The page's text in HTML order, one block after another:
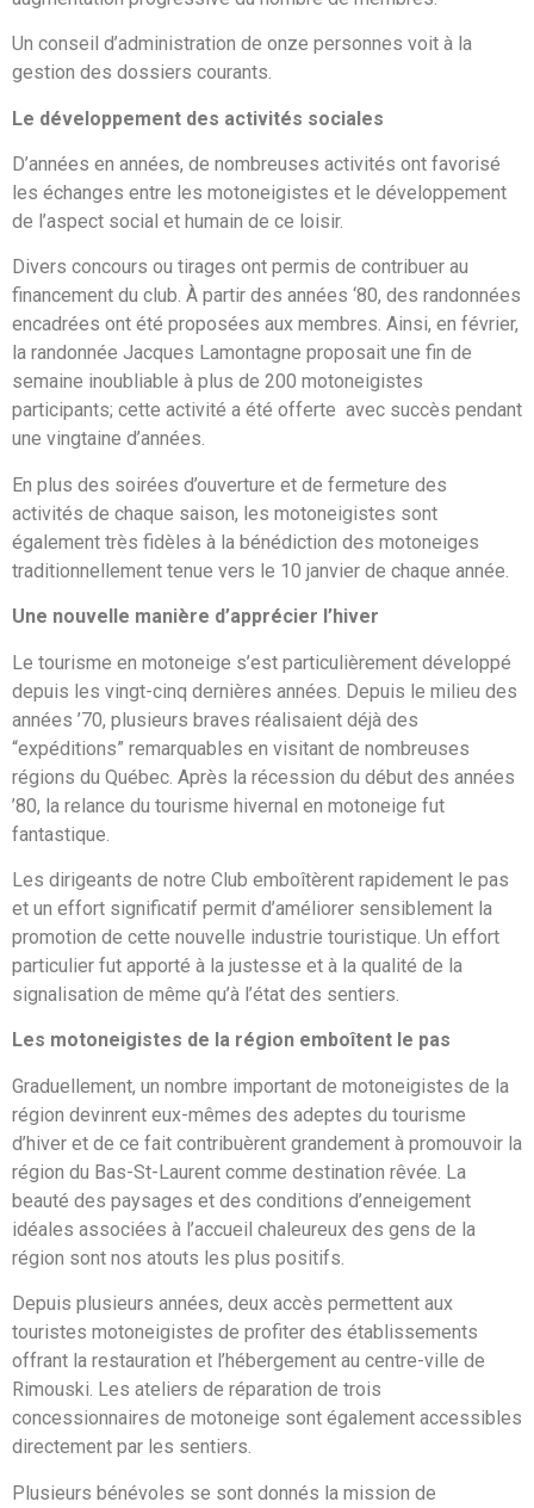
Un conseil d’administration de onze personnes voit à la
gestion des dossiers courants.
Le développement des activités sociales
D’années en années, de nombreuses activités ont favorisé
les échanges entre les motoneigistes et le développement
de l’aspect social et humain de ce loisir.
Divers concours ou tirages ont permis de contribuer au
financement du club. À partir des années ‘80, des randonnées
encadrées ont été proposées aux membres. Ainsi, en février,
la randonnée Jacques Lamontagne proposait une fin de
semaine inoubliable à plus de 200 motoneigistes
participants; cette activité a été offerte avec succès pendant
une vingtaine d’années.
En plus des soirées d’ouverture et de fermeture des
activités de chaque saison, les motoneigistes sont
également très fidèles à la bénédiction des motoneiges
traditionnellement tenue vers le 10 janvier de chaque année.
Une nouvelle manière d’apprécier l’hiver
Le tourisme en motoneige s’est particulièrement développé
depuis les vingt-cinq dernières années. Depuis le milieu des
années ’70, plusieurs braves réalisaient déjà des
“expéditions” remarquables en visitant de nombreuses
régions du Québec. Après la récession du début des années
’80, la relance du tourisme hivernal en motoneige fut
fantastique.
Les dirigeants de notre Club emboîtèrent rapidement le pas
et un effort significatif permit d’améliorer sensiblement la
promotion de cette nouvelle industrie touristique. Un effort
particulier fut apporté à la justesse et à la qualité de la
signalisation de même qu’à l’état des sentiers.
Les motoneigistes de la région emboîtent le pas
Graduellement, un nombre important de motoneigistes de la
région devinrent eux-mêmes des adeptes du tourisme
d’hiver et de ce fait contribuèrent grandement à promouvoir la
région du Bas-St-Laurent comme destination rêvée. La
beauté des paysages et des conditions d’enneigement
idéales associées à l’accueil chaleureux des gens de la
région sont nos atouts les plus positifs.
Depuis plusieurs années, deux accès permettent aux
touristes motoneigistes de profiter des établissements
offrant la restauration et l’hébergement au centre-ville de
Rimouski. Les ateliers de réparation de trois
concessionnaires de motoneige sont également accessibles
directement par les sentiers.
Plusieurs bénévoles se sont donnés la mission de